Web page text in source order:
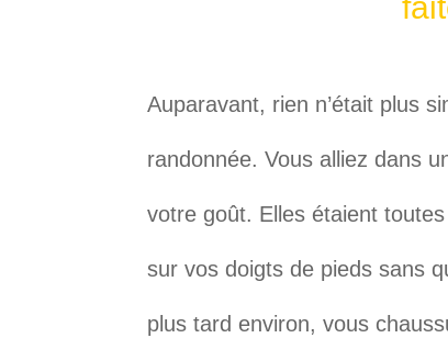
Auparavant, rien n’était plus
randonnée. Vous alliez dans
votre goût. Elles étaient
sur vos doigts de pieds sans
plus tard environ, vous